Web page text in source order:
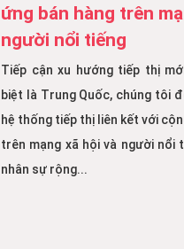
ứng bán hàng trên
người nổi tiếng
Tiếp cận xu hướng tiếp thị
biệt là Trung Quốc, chúng tôi
hệ thống tiếp thị liên kết với
trên mạng xã hội và người nổi
nhân sự rộng...